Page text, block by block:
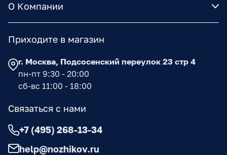
О Компании
Приходите в магазин
г. Москва, Подсосенский переулок 23 стр 4
пн-пт 9:30 - 20:00
сб-вс 11:00 - 18:00
Связаться с нами
+7 (495) 268-13-34
help@nozhikov.ru